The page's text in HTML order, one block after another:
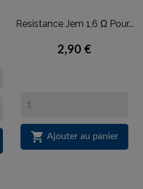
Resistance Jem 1,6 Ω Pour...
2,90 €
 Ajouter au panier